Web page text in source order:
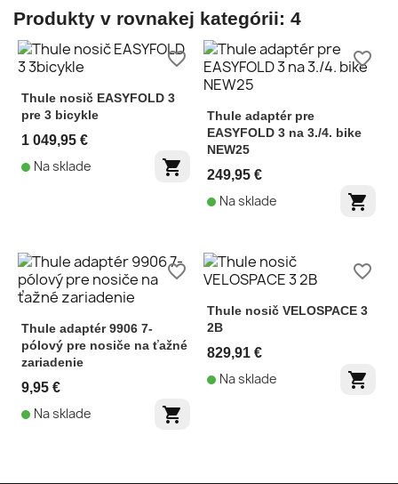
Produkty v rovnakej kategórii: 4
Thule nosič EASYFOLD 3
pre 3 bicykle
1 049,95 €
shopping_cart
Na sklade
favorite_border
Thule adaptér pre
EASYFOLD 3 na 3./4. bike
NEW25
249,95 €
shopping_cart
Na sklade
favorite_border
Thule adaptér 9906 7-
pólový pre nosiče na ťažné
zariadenie
9,95 €
shopping_cart
Na sklade
favorite_border
Thule nosič VELOSPACE 3
2B
829,91 €
shopping_cart
Na sklade
favorite_border